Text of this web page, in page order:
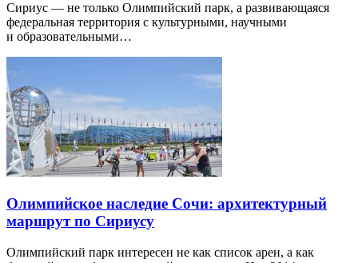
Сириус — не только Олимпийский парк, а развивающаяся
федеральная территория с культурными, научными
и образовательными…
Олимпийское наследие Сочи: архитектурный
маршрут по Сириусу
Олимпийский парк интересен не как список арен, а как